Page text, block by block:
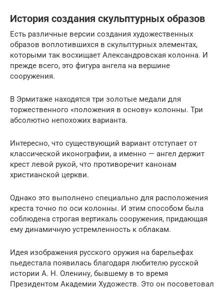
История создания скульптурных образов
Есть различные версии создания художественных
образов воплотившихся в скульптурных элементах,
которыми так восхищает Александровская колонна. И
прежде всего, это фигура ангела на вершине
сооружения.
В Эрмитаже находятся три золотые медали для
торжественного «положения в основу» колонны. Три
абсолютно непохожих варианта.
Интересно, что существующий вариант отступает от
классической иконографии, а именно — ангел держит
крест левой рукой, что противоречит канонам
христианской церкви.
Однако это выполнено специально для расположения
креста точно по оси колонны. И этим способом была
соблюдена строгая вертикаль сооружения, придающая
ему динамичную устремленность к облакам.
Идея изображения русского оружия на барельефах
пьедестала появилась благодаря любителю русской
истории А. Н. Оленину, бывшему в то время
Президентом Академии Художеств. Это он посоветовал